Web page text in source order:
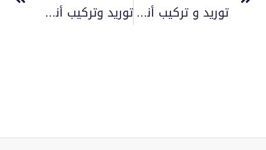
توريد و تركيب أنظمة الإنذار والإطفاء 2023 توريد وتركيب أنظمة الإطفاء بالغاز 2023